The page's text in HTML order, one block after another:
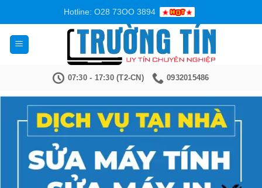
nội
dung
Hotline: O28 73OO 3894
07:30 - 17:30 (T2-CN) 0932015486